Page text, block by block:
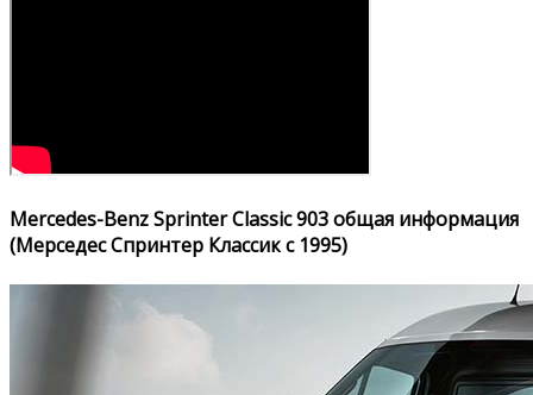
Mercedes-Benz Sprinter Classic 903 общая информация
(Мерседес Спринтер Классик с 1995)